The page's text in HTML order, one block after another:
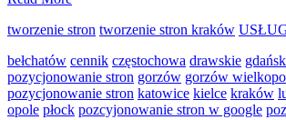
z
Skuteczne
pozycjonowanie!
tworzenie stron tworzenie stron kraków
bełchatów cennik częstochowa drawskie gdańsk
pozycjonowanie stron gorzów gorzów
pozycjonowanie stron katowice kielce kraków
opole płock pozcyjonowanie stron w google